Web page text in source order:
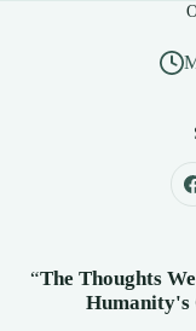
“The Thoughts
Humanity's